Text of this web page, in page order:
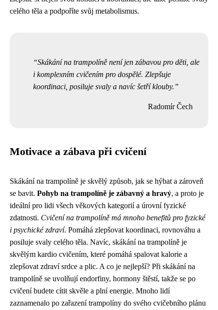
celého těla a podpoříte svůj metabolismus.
Skákání na trampolíně není jen zábavou pro děti, ale
i komplexním cvičením pro dospělé. Zlepšuje
koordinaci, posiluje svaly a navíc šetří klouby.
Radomír Čech
Motivace a zábava při cvičení
Skákání na trampolíně je skvělý způsob, jak se hýbat a zároveň
se bavit. Pohyb na trampolíně je zábavný a hravý, a proto je
ideální pro lidi všech věkových kategorií a úrovní fyzické
zdatnosti. Cvičení na trampolíně má mnoho benefitů pro fyzické
i psychické zdraví. Pomáhá zlepšovat koordinaci, rovnováhu a
posiluje svaly celého těla. Navíc, skákání na trampolíně je
skvělým kardio cvičením, které pomáhá spalovat kalorie a
zlepšovat zdraví srdce a plic. A co je nejlepší? Při skákání na
trampolíně se uvolňují endorfiny, hormony štěstí, takže se po
cvičení budete cítit skvěle a plní energie. Mnoho lidí
zaznamenalo po zařazení trampolíny do svého cvičebního plánu